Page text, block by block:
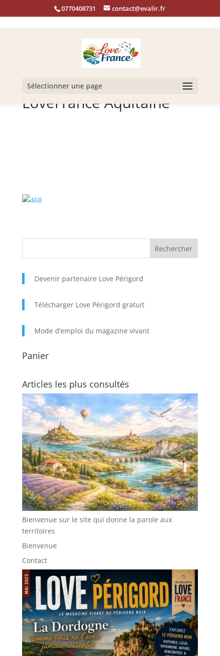
0770408731 contact@evalir.fr
Sélectionner une page
LoveFrance Aquitaine
Devenir partenaire Love Périgord
Télécharger Love Périgord gratuit
Mode d’emploi du magazine vivant
Panier
Articles les plus consultés
Bienvenue sur le site qui donne la parole aux
territoires
Bienvenue
Contact